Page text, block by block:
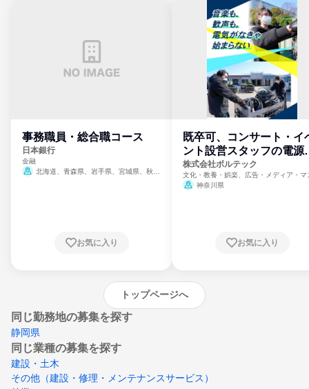
事務職員・総合職コース
日本銀行
金融
北海道、青森県、岩手県、宮城県、秋田
崎県、熊本県、大分県、宮崎県、鹿児島県、
お気に入り
既卒可、コンサート・イ
ント設営スタッフの電源
門
株式会社ボルテック
文化・教養・娯楽、広告・メディア・マ
ミ、電力・ガス・水道・エネルギー
神奈川県
お気に入り
トップページへ
同じ勤務地の募集を探す
静岡県
同じ業種の募集を探す
建設・土木
その他（建設・修理・メンテナンスサービス）